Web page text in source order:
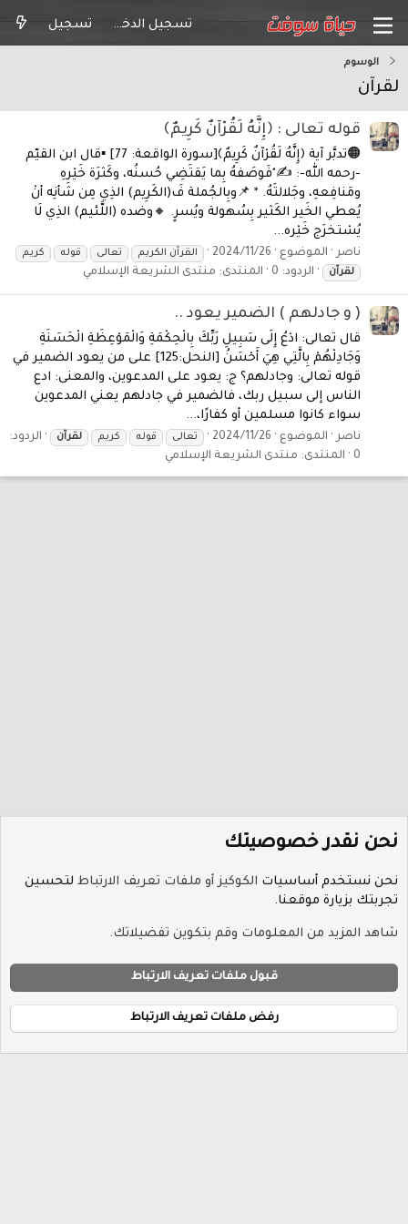
تسجيل الدخول تسجيل
الوسوم
لقرآن
قوله تعالى : ﴿إِنَّهُ لَقُرْآنٌ كَرِيمٌ﴾
🟠تدبَّر آية ﴿إِنَّهُ لَقُرْآنٌ كَرِيمٌ﴾[سورة الواقعة: 77] ▪قال ابن القيّم
-رحمه الله-: ✍"فَوصَفهُ بِما يَقتَضِي حُسنُه، وكَثرَة خَيْرهِ
ومَنافِعهِ، وجَلالتَهُ. * 📌وبِالجُملة فَ(الكَرِيم) الذِي مِن شَأنِه أنْ
يُعطي الخَير الكَثير بِسُهولة ويُسرٍ. 🔸وضده (اللَّئيم) الذِي لَا
يُسْتخرَج خَيْره...
ناصر الموضوع 2024/11/26 القرآن الكريم تعالى قوله
كريم
لقرآن
الردود: 0 المنتدى: منتدى الشريعة الإسلامي
( و جادلهم ) الضمير يعود ..
قال تعالى: ادْعُ إِلَى سَبِيلِ رَبِّكَ بِالْحِكْمَةِ وَالْمَوْعِظَةِ الْحَسَنَةِ
وَجَادِلْهُمْ بِالَّتِي هِيَ أَحْسَنُ [النحل:125] على من يعود الضمير في
قوله تعالى: وجادلهم؟ ج: يعود على المدعوين، والمعنى: ادع
الناس إلى سبيل ربك، فالضمير في جادلهم يعني المدعوين
سواء كانوا مسلمين أو كفارًا،...
ناصر الموضوع 2024/11/26 تعالى قوله كريم لقرآن
الردود:
0
المنتدى: منتدى الشريعة الإسلامي
سياسة الخصوصية
الرئيسية
S
®
نحن نقدر خصوصيتك
نحن نستخدم أساسيات الكوكيز أو ملفات تعريف الارتباط لتحسين
تجربتك بزيارة موقعنا.
شاهد المزيد من المعلومات وقم بتكوين تفضيلاتك.
قبول ملفات تعريف الارتباط
رفض ملفات تعريف الارتباط